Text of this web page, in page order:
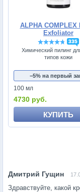
ALPHA COMPLEX
Exfoliator
335
Химический пилинг
типов кожи
−5% на первый
100 мл
4730 руб.
КУПИТЬ
Здравствуйте, какой